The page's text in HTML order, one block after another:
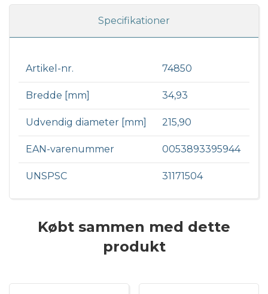
Specifikationer
Artikel-nr. 74850
Bredde [mm] 34,93
Udvendig diameter [mm] 215,90
EAN-varenummer 0053893395944
UNSPSC 31171504
Købt sammen med dette
produkt